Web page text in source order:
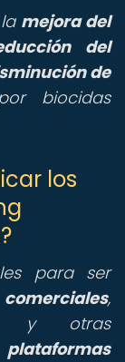
mejora del
del
de
biocidas
los
para ser
,
otras
plataformas